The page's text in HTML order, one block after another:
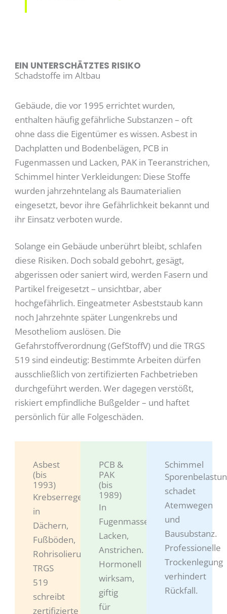
EIN UNTERSCHÄTZTES RISIKO
Schadstoffe im Altbau
Gebäude, die vor 1995 errichtet wurden,
enthalten häufig gefährliche Substanzen – oft
ohne dass die Eigentümer es wissen. Asbest in
Dachplatten und Bodenbelägen, PCB in
Fugenmassen und Lacken, PAK in Teeranstrichen,
Schimmel hinter Verkleidungen: Diese Stoffe
wurden jahrzehntelang als Baumaterialien
eingesetzt, bevor ihre Gefährlichkeit bekannt und
ihr Einsatz verboten wurde.
Solange ein Gebäude unberührt bleibt, schlafen
diese Risiken. Doch sobald gebohrt, gesägt,
abgerissen oder saniert wird, werden Fasern und
Partikel freigesetzt – unsichtbar, aber
hochgefährlich. Eingeatmeter Asbeststaub kann
noch Jahrzehnte später Lungenkrebs und
Mesotheliom auslösen. Die
Gefahrstoffverordnung (GefStoffV) und die TRGS
519 sind eindeutig: Bestimmte Arbeiten dürfen
ausschließlich von zertifizierten Fachbetrieben
durchgeführt werden. Wer dagegen verstößt,
riskiert empfindliche Bußgelder – und haftet
persönlich für alle Folgeschäden.
Asbest
(bis
1993)
Krebserregend,
in
Dächern,
Fußböden,
Rohrisolierungen.
TRGS
519
schreibt
zertifizierte
PCB &
PAK
(bis
1989)
In
Fugenmassen,
Lacken,
Anstrichen.
Hormonell
wirksam,
giftig
für
Schimmel
schadet
Atemwegen
und
Bausubstanz.
Professionelle
Trockenlegung
verhindert
Rückfall.